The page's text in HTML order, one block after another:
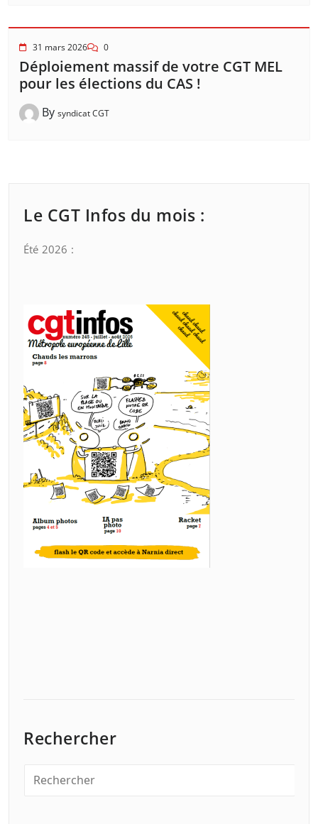
31 mars 2026 0
Déploiement massif de votre CGT MEL
pour les élections du CAS !
By syndicat CGT
Le CGT Infos du mois :
Été 2026 :
Rechercher